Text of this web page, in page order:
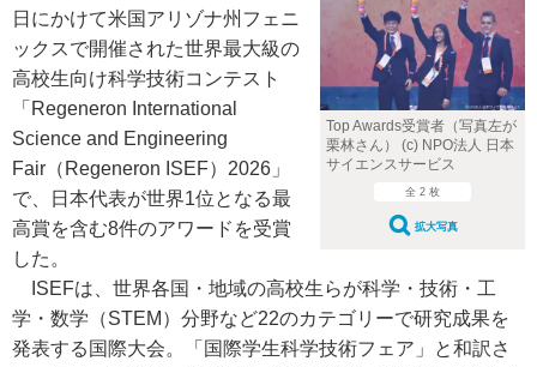
Top Awards受賞者（写真左が
栗林さん） (c) NPO法人 日本
サイエンスサービス
全 2 枚
拡大写真
日にかけて米国アリゾナ州フェニ
ックスで開催された世界最大級の
高校生向け科学技術コンテスト
「Regeneron International
Science and Engineering
Fair（Regeneron ISEF）2026」
で、日本代表が世界1位となる最
高賞を含む8件のアワードを受賞
した。
ISEFは、世界各国・地域の高校生らが科学・技術・工
学・数学（STEM）分野など22のカテゴリーで研究成果を
発表する国際大会。「国際学生科学技術フェア」と和訳さ